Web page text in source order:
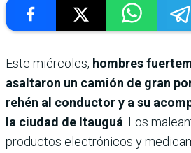
Este miércoles, hombres
asaltaron un camión de gran
rehén al conductor y a su
la ciudad de Itauguá . Los
productos electrónicos y